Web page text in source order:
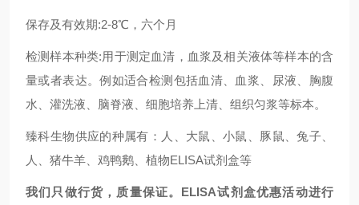
保存及有效期:2-8℃，六个月
检测样本种类:用于测定血清，血浆及相关液体等样本的含
量或者表达。例如适合检测包括血清、血浆、尿液、胸腹
水、灌洗液、脑脊液、细胞培养上清、组织匀浆等标本。
臻科生物供应的种属有：人、大鼠、小鼠、豚鼠、兔子、
人、猪牛羊、鸡鸭鹅、植物ELISA试剂盒等
我们只做行货，质量保证。ELISA试剂盒优惠活动进行